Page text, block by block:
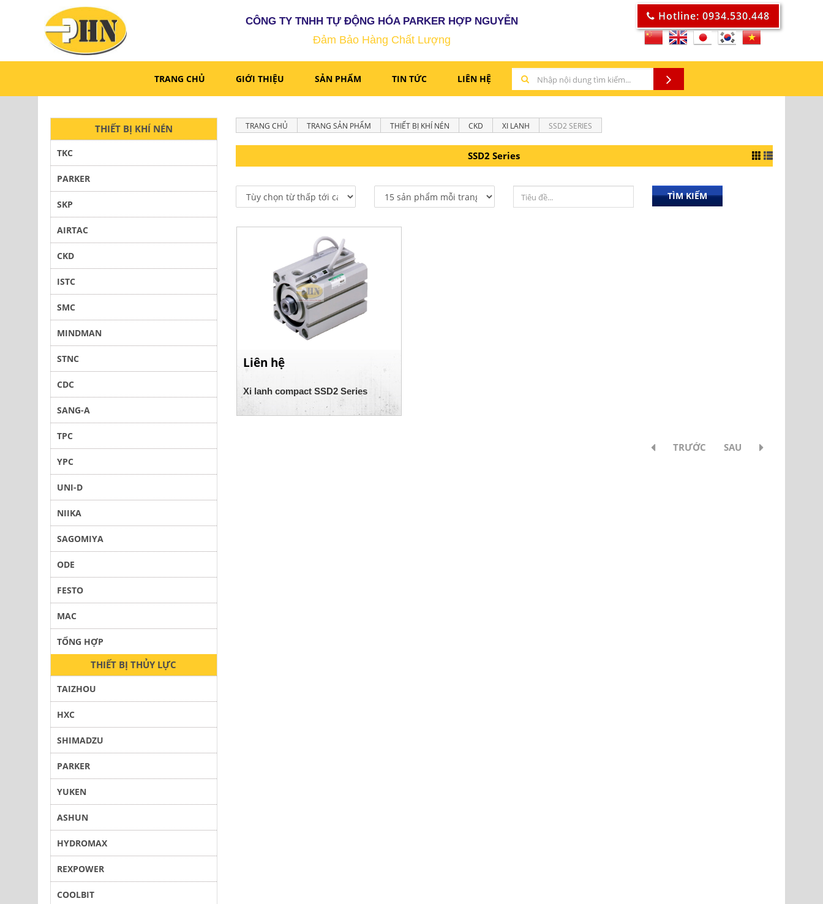
Hotline: 0934.530.448
CÔNG TY TNHH TỰ ĐỘNG HÓA PARKER HỢP NGUYỄN
Đảm Bảo Hàng Chất Lượng
TRANG CHỦ GIỚI THIỆU SẢN PHẨM TIN TỨC LIÊN HỆ
THIẾT BỊ KHÍ NÉN
TKC
PARKER
SKP
AIRTAC
CKD
ISTC
SMC
MINDMAN
STNC
CDC
SANG-A
TPC
YPC
UNI-D
NIIKA
SAGOMIYA
ODE
FESTO
MAC
TỔNG HỢP
THIẾT BỊ THỦY LỰC
TAIZHOU
HXC
SHIMADZU
PARKER
YUKEN
ASHUN
HYDROMAX
REXPOWER
COOLBIT
TRANG CHỦ TRANG SẢN PHẨM THIẾT BỊ KHÍ NÉN CKD XI LANH SSD2 SERIES
SSD2 Series
TÌM KIẾM
Liên hệ
Xi lanh compact SSD2 Series
TRƯỚC SAU